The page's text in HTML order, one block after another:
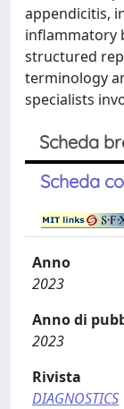
appendicitis,
inflammatory
structured
terminology
specialists
Scheda
Scheda
Anno
2023
Anno di
2023
Rivista
DIAGNOSTICS